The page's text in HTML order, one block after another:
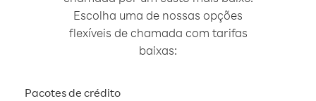
Escolha uma de nossas opções
flexíveis de chamada com tarifas
baixas:
Pacotes de crédito